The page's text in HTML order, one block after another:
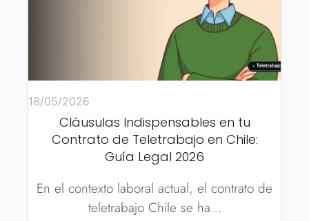
18/05/2026
Cláusulas Indispensables en tu
Contrato de Teletrabajo en Chile:
Guía Legal 2026
En el contexto laboral actual, el contrato de
teletrabajo Chile se ha…